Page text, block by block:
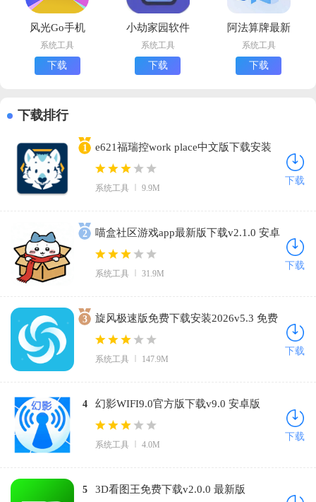
风光Go手机
版下载
系统工具
下载
小劫家园软件
库安卓版下载
系统工具
下载
阿法算牌最新
版下载
系统工具
下载
下载排行
1
e621福瑞控work place中文版下载安装
安卓版(The Wolf)v5.0.277 免费版
系统工具 9.9M
下载
2
喵盒社区游戏app最新版下载v2.1.0 安卓
版
系统工具 31.9M
下载
3
旋风极速版免费下载安装2026v5.3 免费
版
系统工具 147.9M
下载
4 幻影WIFI9.0官方版下载v9.0 安卓版
系统工具 4.0M
下载
5 3D看图王免费下载v2.0.0 最新版